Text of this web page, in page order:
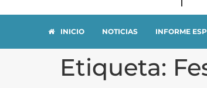
INICIO NOTICIAS INFORME
Etiqueta: